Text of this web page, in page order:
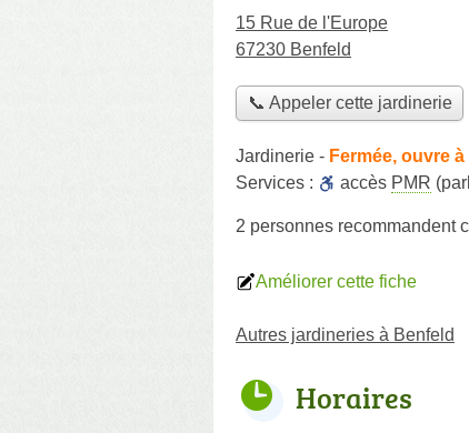
15 Rue de l'Europe
67230 Benfeld
📞 Appeler cette jardinerie
Jardinerie - Fermée, ouvre à
Services :
accès PMR
2 personnes recommandent
Améliorer cette fiche
Autres jardineries à Benfeld
Horaires